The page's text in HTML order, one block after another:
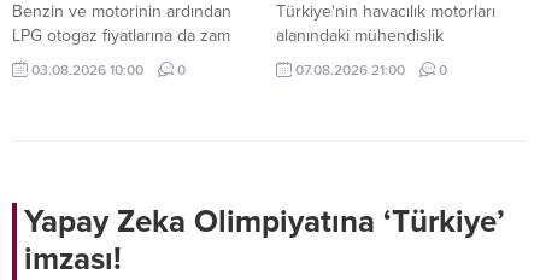
Benzin ve motorinin ardından
LPG otogaz fiyatlarına da zam
geliyor. 4 Ağustos gece
yarısından itibaren geçerli olacak
03.08.2026 10:00 0
Türkiye'nin havacılık motorları
alanındaki mühendislik
kapasitesini daha etkin
değerlendirmek, geliştirme
07.08.2026 21:00 0
Yapay Zeka Olimpiyatına ‘Türkiye’
imzası!